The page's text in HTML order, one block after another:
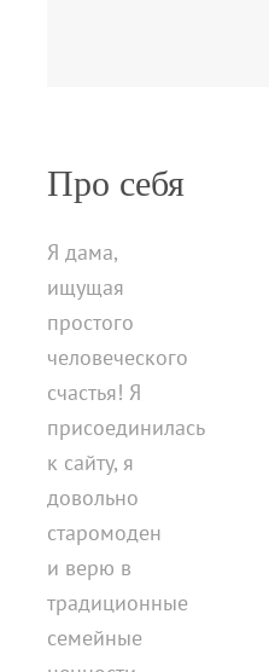
Про себя
Я дама,
ищущая
простого
человеческого
счастья! Я
присоединилась
к сайту, я
довольно
старомоден
и верю в
традиционные
семейные